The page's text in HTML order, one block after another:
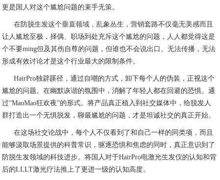
更是国人对这个尴尬问题的束手无策。
在防脱生发这个垂直领域，乱象丛生，营销套路不仅毫无美感而且
让人尴尬至极，择偶、职场到处充斥这个尴尬的问题，人人都觉得这是
个不要ming但及其伤自尊的问题，但谁也不会说出口。无法传播，无法
形成有效讨论才是这个行业最大的限制条件。
HairPro独辟蹊径，通过自嘲的方式，卸下每个人的伪装，正视这个
尴尬的问题。在幽默诙谐的氛围中，消解了年轻人都在回避的恐惧。通
过“MaoMao狂欢夜”的形式。将产品真正植入到社交媒体中，给脱发人
群打造出一个无惧脱发，聊最尴尬的问题，才是坦诚社交的真正开始。
在这场社交论战中，每个人不仅看到了和自己一样的同类项，而且
能够汲取场景提供的科普常识，驱逐恐惧和焦虑的同时，真正意识到了
防脱生发领域的科技进步。将国人对于HairPro电激光生发仪的认知和背
后的LLLT激光疗法推上了更进一级的认知高度。